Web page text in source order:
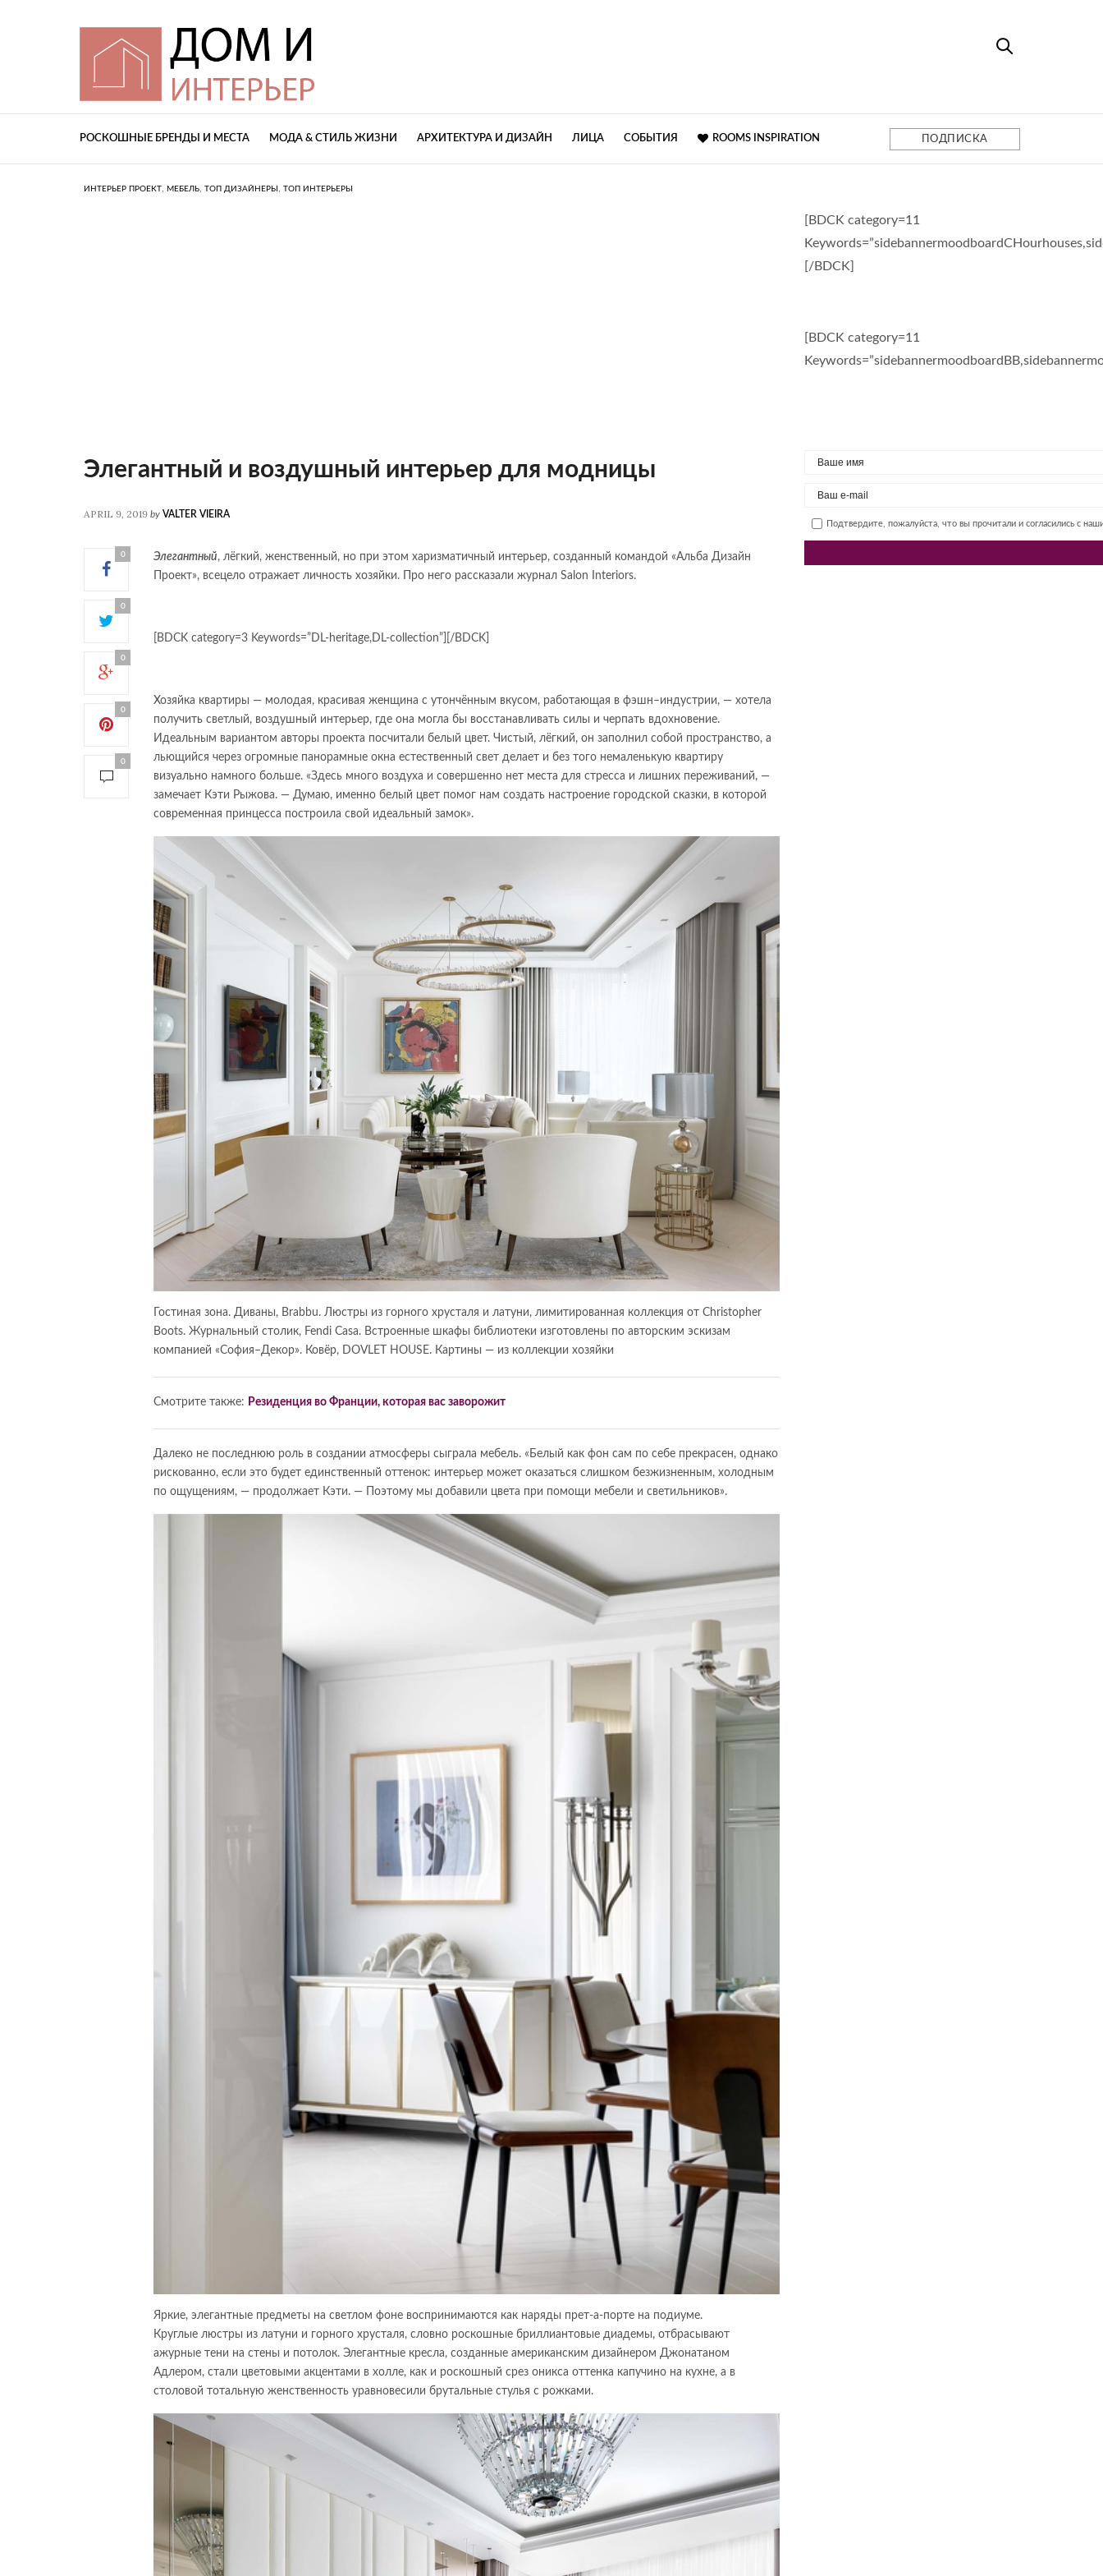
РОСКОШНЫЕ БРЕНДЫ И МЕСТА МОДА & СТИЛЬ ЖИЗНИ АРХИТЕКТУРА И ДИЗАЙН ЛИЦА СОБЫТИЯ ROOMS INSPIRATION ПОДПИСКА
ИНТЕРЬЕР ПРОЕКТ, МЕБЕЛЬ, ТОП ДИЗАЙНЕРЫ , ТОП ИНТЕРЬЕРЫ
Элегантный и воздушный интерьер для модницы
APRIL 9, 2019 by VALTER VIEIRA
0
0
0
0
0
Элегантный, лёгкий, женственный, но при этом харизматичный интерьер, созданный командой «Альба Дизайн
Проект», всецело отражает личность хозяйки. Про него рассказали журнал Salon Interiors.
[BDCK category=3 Keywords=”DL-heritage,DL-collection”][/BDCK]
Хозяйка квартиры — молодая, красивая женщина с утончённым вкусом, работающая в фэшн–индустрии, — хотела
получить светлый, воздушный интерьер, где она могла бы восстанавливать силы и черпать вдохновение.
Идеальным вариантом авторы проекта посчитали белый цвет. Чистый, лёгкий, он заполнил собой пространство, а
льющийся через огромные панорамные окна естественный свет делает и без того немаленькую квартиру
визуально намного больше. «Здесь много воздуха и совершенно нет места для стресса и лишних переживаний, —
замечает Кэти Рыжова. — Думаю, именно белый цвет помог нам создать настроение городской сказки, в которой
современная принцесса построила свой идеальный замок».
Гостиная зона. Диваны, Brabbu. Люстры из горного хрусталя и латуни, лимитированная коллекция от Christopher
Boots. Журнальный столик, Fendi Casa. Встроенные шкафы библиотеки изготовлены по авторским эскизам
компанией «София–Декор». Ковёр, DOVLET HOUSE. Картины — из коллекции хозяйки
Смотрите также: Резиденция во Франции, которая вас заворожит
Далеко не последнюю роль в создании атмосферы сыграла мебель. «Белый как фон сам по себе прекрасен, однако
рискованно, если это будет единственный оттенок: интерьер может оказаться слишком безжизненным, холодным
по ощущениям, — продолжает Кэти. — Поэтому мы добавили цвета при помощи мебели и светильников».
Яркие, элегантные предметы на светлом фоне воспринимаются как наряды прет-а-порте на подиуме.
Круглые люстры из латуни и горного хрусталя, словно роскошные бриллиантовые диадемы, отбрасывают
ажурные тени на стены и потолок. Элегантные кресла, созданные американским дизайнером Джонатаном
Адлером, стали цветовыми акцентами в холле, как и роскошный срез оникса оттенка капучино на кухне, а в
столовой тотальную женственность уравновесили брутальные стулья с рожками.
[BDCK category=11
[/BDCK]
[BDCK category=11
Подтвердите, пожалуйста, что вы прочитали и согласились с